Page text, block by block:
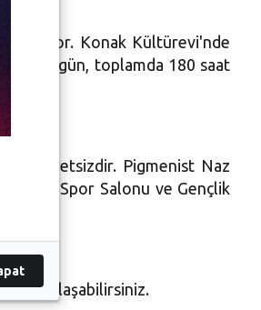
Konak Kültürevi'nde
2 gün, toplamda 180 saat
ve ücretsizdir. Pigmenist Naz
Barış Spor Salonu ve Gençlik
bize ulaşabilirsiniz.